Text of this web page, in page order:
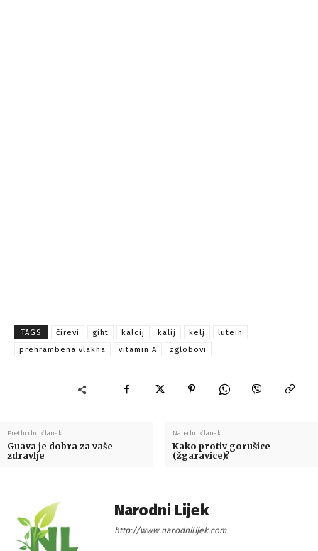
TAGS čirevi giht kalcij kalij kelj
lutein
prehrambena vlakna
vitamin A zglobovi
Prethodni članak
Guava je dobra za vaše
zdravlje
Naredni članak
Kako protiv gorušice
(žgaravice)?
Narodni Lijek
http://www.narodnilijek.com